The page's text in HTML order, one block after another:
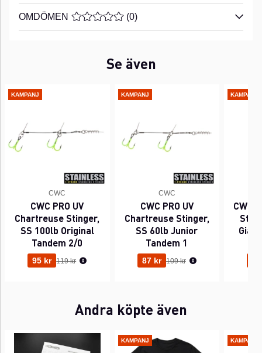
OMDÖMEN MEDELBETYG 0 AV 5 ANTAL BETYG 0
(0)
Se även
KAMPANJ
CWC
CWC PRO UV
Chartreuse Stinger,
SS 100lb Original
Tandem 2/0
95 kr Ordinarie pris:
119 kr
KAMPANJ
CWC
CWC PRO UV
Chartreuse Stinger,
SS 60lb Junior
Tandem 1
87 kr Ordinarie pris:
109 kr
KAMPANJ
CWC
Andra köpte även
KAMPANJ KAMPANJ